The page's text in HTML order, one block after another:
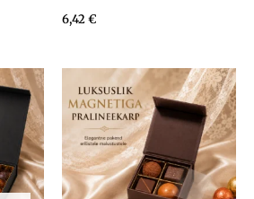
6,42€